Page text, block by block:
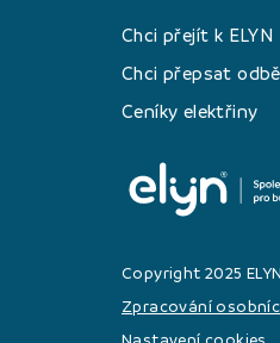
Chci přejít k ELYN
Chci přepsat
Ceníky elektřiny
Copyright 2025
Zpracování